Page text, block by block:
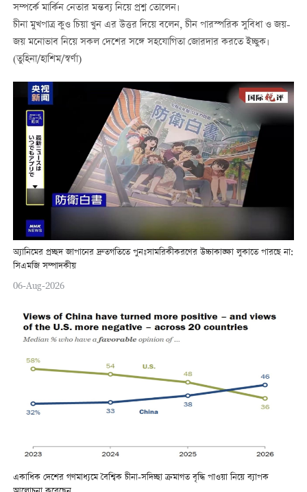
সম্পর্কে মার্কিন নেতার মন্তব্য নিয়ে প্রশ্ন তোলেন।
চীনা মুখপাত্র কুও চিয়া খুন এর উত্তর দিয়ে বলেন, চীন পারস্পরিক সুবিধা ও জয়-
জয় মনোভাব নিয়ে সকল দেশের সঙ্গে সহযোগিতা জোরদার করতে ইচ্ছুক।
(তুহিনা/হাশিম/স্বর্ণা)
অ্যানিমের প্রচ্ছদ জাপানের দ্রুতগতিতে পুনঃসামরিকীকরণের উচ্চাকাঙ্ক্ষা লুকাতে পারছে না:
সিএমজি সম্পাদকীয়
06-Aug-2026
একাধিক দেশের গণমাধ্যমে বৈশ্বিক চীনা-সদিচ্ছা ক্রমাগত বৃদ্ধি পাওয়া নিয়ে ব্যাপক